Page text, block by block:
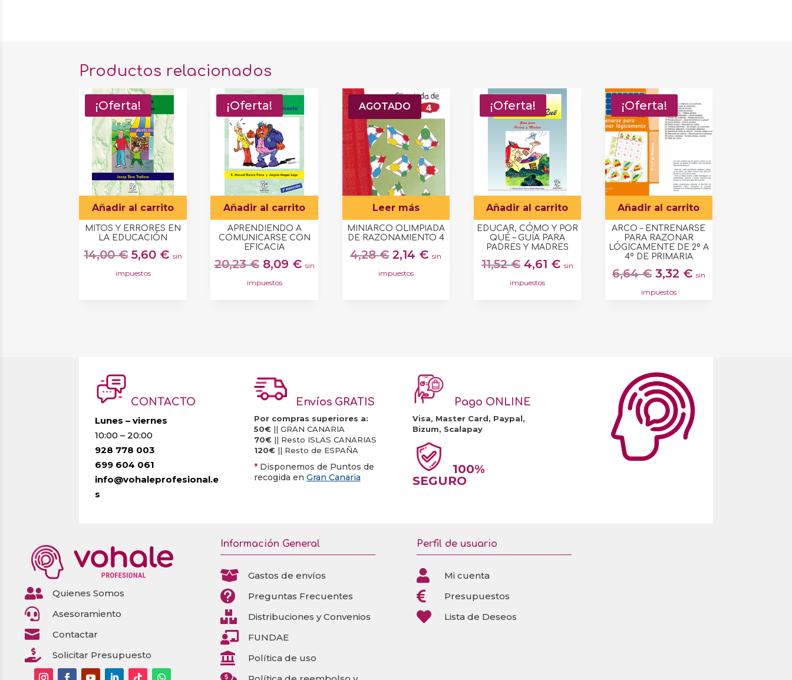
Productos relacionados
¡Oferta!
Añadir al carrito
MITOS Y ERRORES EN
LA EDUCACIÓN
14,00€ El
precio
5,60 €El
sin
impuestos
¡Oferta!
Añadir al carrito
APRENDIENDO A
COMUNICARSE CON
EFICACIA
20,23€ El
precio
8,09 €El
sin
impuestos
¡Oferta!
AGOTADO
Leer más
MINIARCO OLIMPIADA
DE RAZONAMIENTO 4
4,28€ El
precio
2,14 €El
sin
impuestos
¡Oferta!
Añadir al carrito
EDUCAR, CÓMO Y POR
QUÉ – GUÍA PARA
PADRES Y MADRES
11,52€ El
precio
4,61 €El
sin
impuestos
¡Oferta!
Añadir al carrito
ARCO – ENTRENARSE
PARA RAZONAR
LÓGICAMENTE DE 2º A
4º DE PRIMARIA
6,64€ El
precio
3,32 €El
sin
impuestos
CONTACTO
Lunes – viernes
10:00 – 20:00
928 778 003
699 604 061
info@vohaleprofesional.e
s
Envíos GRATIS
Por compras superiores a:
50€|| GRAN CANARIA
70€|| Resto ISLAS CANARIAS
120€|| Resto de ESPAÑA
* Disponemos de Puntos de
recogida en Gran Canaria
Pago ONLINE
Visa, Master Card, Paypal,
Bizum, Scalapay
100%
SEGURO
 Quienes Somos
 Asesoramiento
 Contactar
 Solicitar Presupuesto
Información General
 Gastos de envíos
 Preguntas Frecuentes
 Distribuciones y Convenios
 FUNDAE
 Política de uso
Perfil de usuario
 Mi cuenta
 Presupuestos
 Lista de Deseos